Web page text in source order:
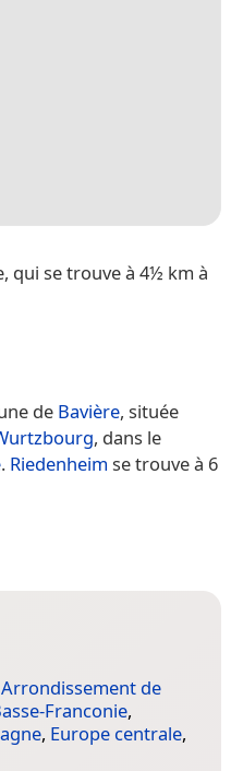
qui se trouve à 4½ km à
de Bavière, située
, dans le
. Riedenheim se trouve à 6
Arrondissement de
Franconie,
, Europe centrale,